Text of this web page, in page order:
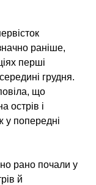
раніше,
перші
грудня.
що
острів і
у попередні
рано почали у
й